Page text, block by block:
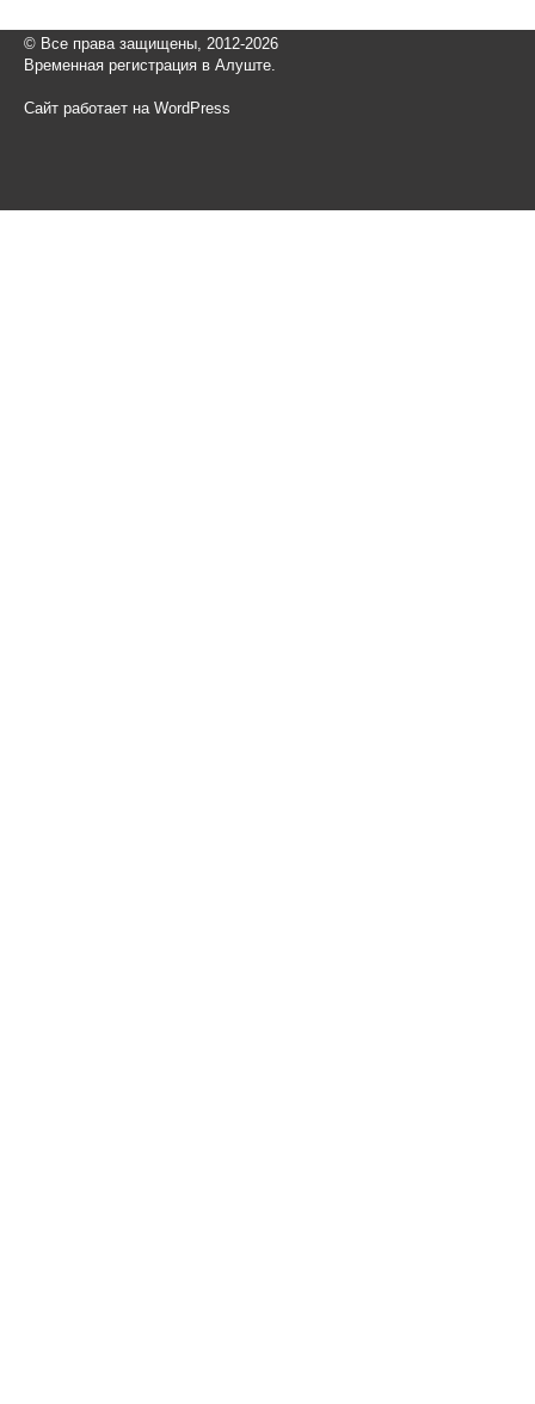
© Все права защищены, 2012-2026
Временная регистрация в Алуште.
Сайт работает на WordPress